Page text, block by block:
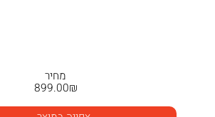
מחיר
₪
899.00